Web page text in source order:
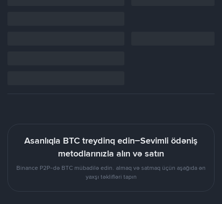
Asanlıqla BTC treydinq edin–Sevimli ödəniş
metodlarınızla alın və satın
Binance P2P-də BTC mübadilə edin. almaq və satmaq üçün aşağıda ən
yaxşı təklifləri tapın